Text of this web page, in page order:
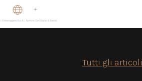
IT|
Tutti gli articoli